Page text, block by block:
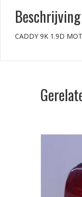
Beschrijving
CADDY 9K 1.9D